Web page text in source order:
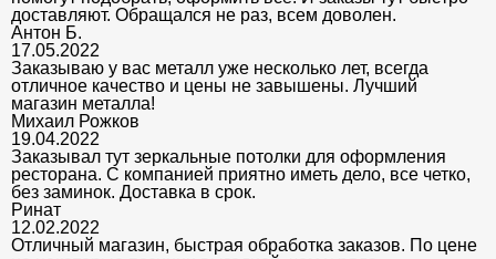
доставляют. Обращался не раз, всем доволен.
Антон Б.
17.05.2022
Заказываю у вас металл уже несколько лет, всегда
отличное качество и цены не завышены. Лучший
магазин металла!
Михаил Рожков
19.04.2022
Заказывал тут зеркальные потолки для оформления
ресторана. С компанией приятно иметь дело, все четко,
без заминок. Доставка в срок.
Ринат
12.02.2022
Отличный магазин, быстрая обработка заказов. По цене